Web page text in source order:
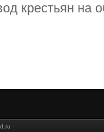
крестьян на